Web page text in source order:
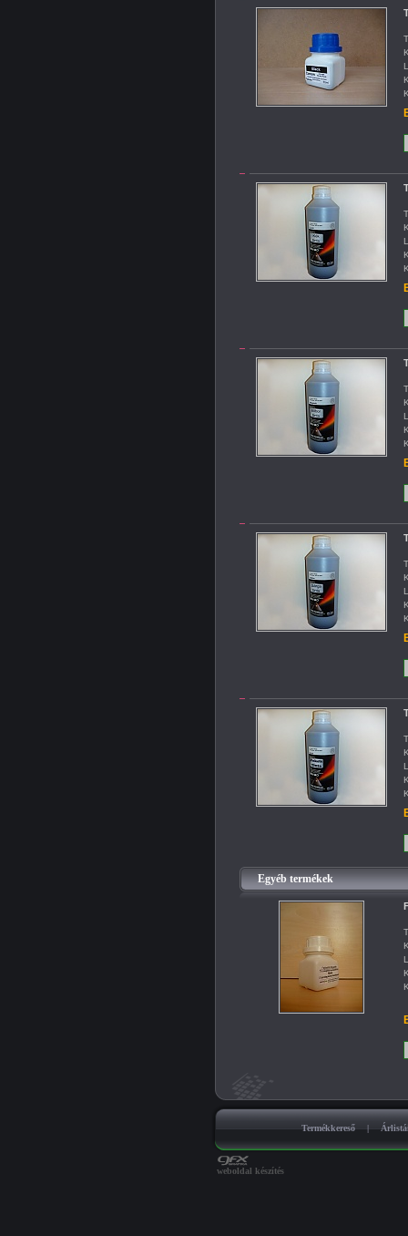
Egyéb termékek
Termékkereső |
weboldal készítés